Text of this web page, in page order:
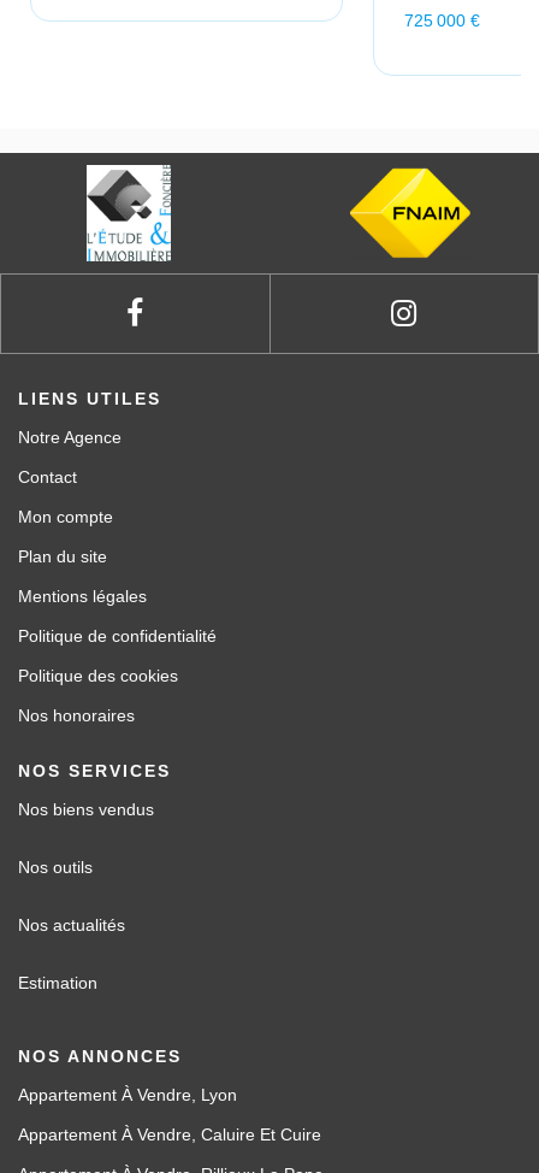
725 000 €
LIENS UTILES
Notre Agence
Contact
Mon compte
Plan du site
Mentions légales
Politique de confidentialité
Politique des cookies
Nos honoraires
NOS SERVICES
Nos biens vendus
Nos outils
Nos actualités
Estimation
NOS ANNONCES
Appartement À Vendre, Lyon
Appartement À Vendre, Caluire Et Cuire